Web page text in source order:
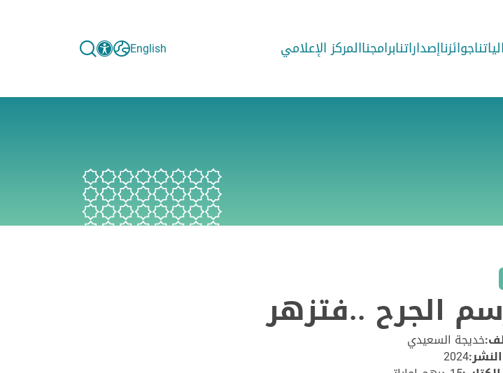
جوائزناإصداراتنابرامجناالمركز الإعلامي English
الجرح ..فتزهر
خديجة السعيدي
2024